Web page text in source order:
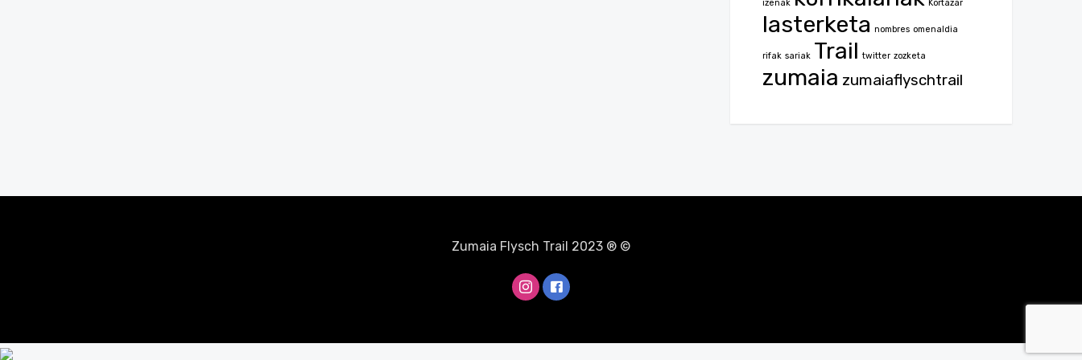
izenak Kortazar
lasterketa nombres omenaldia
rifak sariak Trail twitter zozketa
zumaia zumaiaflyschtrail
Zumaia Flysch Trail 2023 ® ©